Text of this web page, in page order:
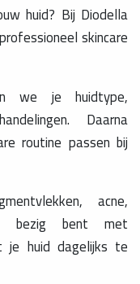
huid? Bij Diodella
skincare
we je huidtype,
Daarna
routine passen bij
acne,
bezig bent met
je huid dagelijks te